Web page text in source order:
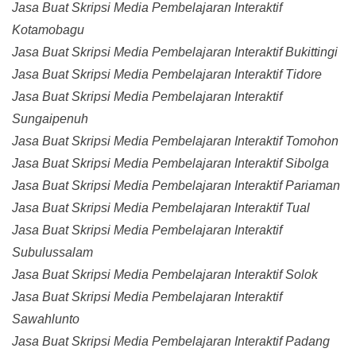
Jasa Buat Skripsi Media Pembelajaran Interaktif
Kotamobagu
Jasa Buat Skripsi Media Pembelajaran Interaktif Bukittingi
Jasa Buat Skripsi Media Pembelajaran Interaktif Tidore
Jasa Buat Skripsi Media Pembelajaran Interaktif
Sungaipenuh
Jasa Buat Skripsi Media Pembelajaran Interaktif Tomohon
Jasa Buat Skripsi Media Pembelajaran Interaktif Sibolga
Jasa Buat Skripsi Media Pembelajaran Interaktif Pariaman
Jasa Buat Skripsi Media Pembelajaran Interaktif Tual
Jasa Buat Skripsi Media Pembelajaran Interaktif
Subulussalam
Jasa Buat Skripsi Media Pembelajaran Interaktif Solok
Jasa Buat Skripsi Media Pembelajaran Interaktif
Sawahlunto
Jasa Buat Skripsi Media Pembelajaran Interaktif Padang